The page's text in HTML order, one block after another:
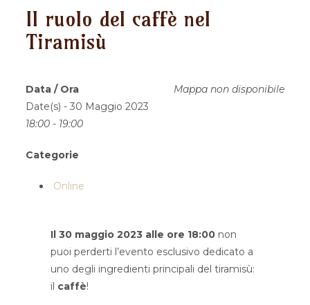
Il ruolo del caffè nel
Tiramisù
Mappa non disponibile
Data / Ora
Date(s) - 30 Maggio 2023
18:00 - 19:00
Categorie
Online
Il 30 maggio 2023 alle ore 18:00 non
puoi perderti l’evento esclusivo dedicato a
uno degli ingredienti principali del tiramisù:
il caffè!